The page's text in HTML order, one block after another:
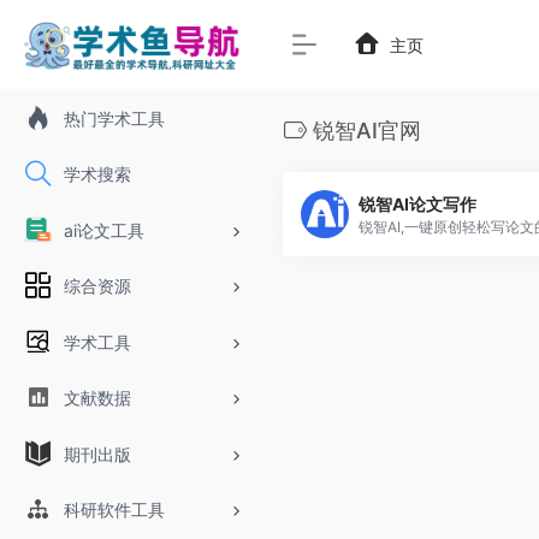
热门学术工具
学术搜索
ai论文工具
综合资源
学术工具
文献数据
期刊出版
科研软件工具
主页
锐智AI官网
锐智AI论文写作